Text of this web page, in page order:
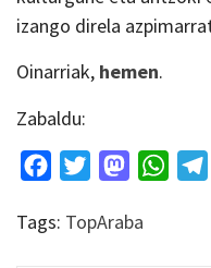
izango direla
Oinarriak, hemen.
Zabaldu:
FacebookTwitterMastodon
Tags: TopAraba